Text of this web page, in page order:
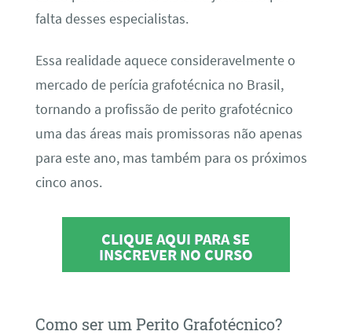
falta desses especialistas.
Essa realidade aquece consideravelmente o
mercado de perícia grafotécnica no Brasil,
tornando a profissão de perito grafotécnico
uma das áreas mais promissoras não apenas
para este ano, mas também para os próximos
cinco anos.
CLIQUE AQUI PARA SE
INSCREVER NO CURSO
Como ser um Perito Grafotécnico?